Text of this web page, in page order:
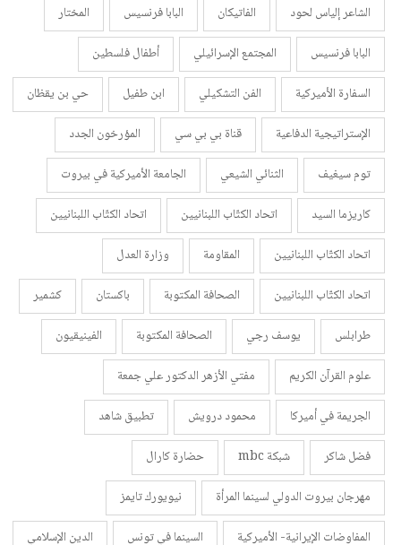
الشاعر إلياس لحود
الفاتيكان البابا فرنسيس
المختار
البابا فرنسيس
المجتمع الإسرائيلي
أطفال فلسطين
السفارة الأميركية
الفن التشكيلي ابن طفيل
حي بن يقظان
الإستراتيجية الدفاعية
قناة بي بي سي
المؤرخون الجدد
توم سيغيف
الثنائي الشيعي
الجامعة الأميركية في بيروت
كاريزما السيد
اتحاد الكتّاب اللبنانيين
اتحاد الكتّاب اللبنانيين
اتحاد الكتّاب اللبنانيين
المقاومة
وزارة العدل
اتحاد الكتّاب اللبنانيين
الصحافة المكتوبة باكستان
كشمير
طرابلس
يوسف رجي الصحافة المكتوبة
الفينيقيون
علوم القرآن الكريم
مفتي الأزهر الدكتور علي جمعة
الجريمة في أميركا
محمود درويش
تطبيق شاهد
فضل شاكر
شبكة mbc
حضارة كارال
مهرجان بيروت الدولي لسينما المرأة
نيويورك تايمز
المفاوضات الإيرانية- الأميركية
السينما في تونس الدين الإسلامي